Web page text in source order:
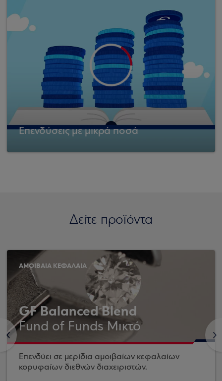
Επενδύσεις με μικρά ποσά
Δείτε προϊόντα
<
ΑΜΟΙΒΑΙΑ ΚΕΦΑΛΑΙΑ
GF Balanced Blend
Fund of Funds Μικτό
Επενδύει σε μερίδια αμοιβαίων κεφαλαίων
κορυφαίων διεθνών διαχειριστών.
>